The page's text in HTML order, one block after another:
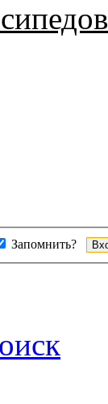
Запомнить?